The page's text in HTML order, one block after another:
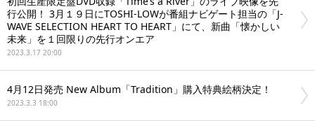
行公開！ 3月１９日にTOSHI-LOWが番組ナビゲート担当の「J-
WAVE SELECTION HEART TO HEART」にて、新曲「懐かしい
未来」を１回限りの先行オンエア
2023.3.17 20:00
4月12日発売 New Album「Tradition」購入特典絵柄決定！
2023.3.3 18:00